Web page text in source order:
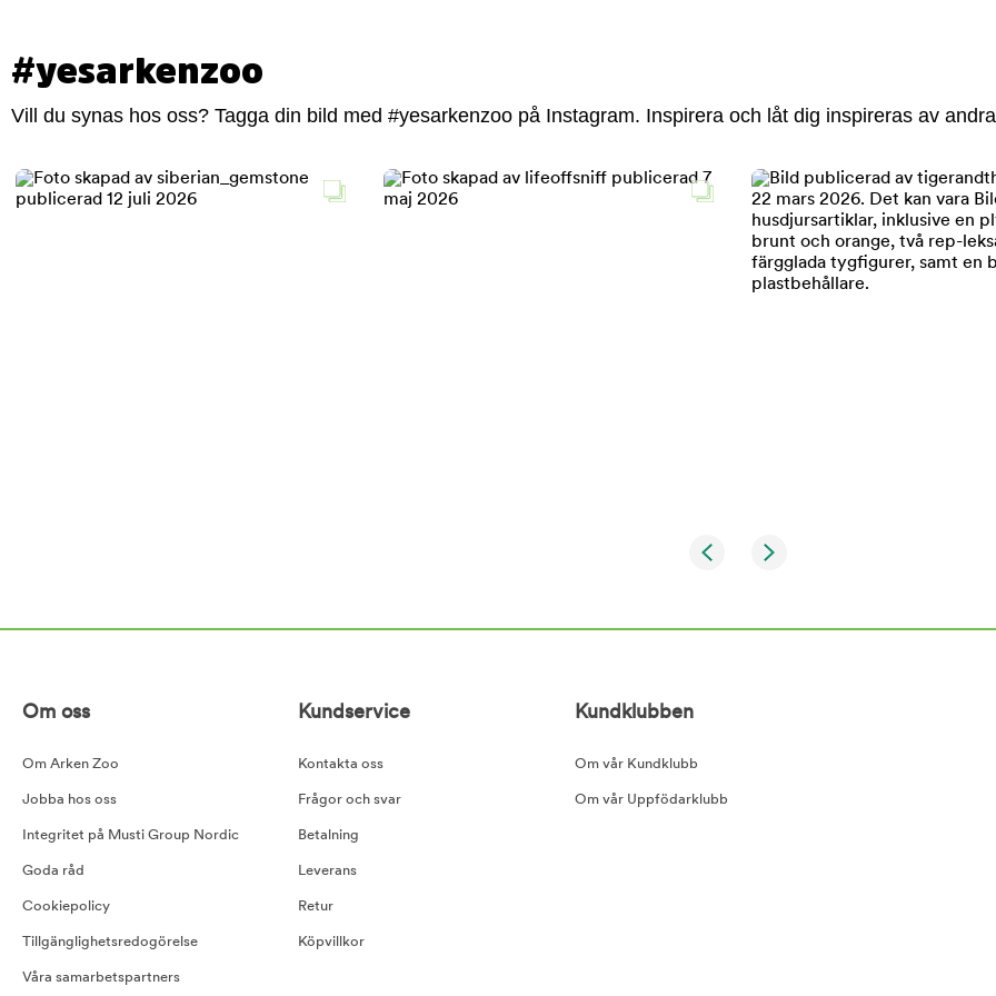
#yesarkenzoo
Vill du synas hos oss? Tagga din bild med #yesarkenzoo på Instagram. Inspirera och låt dig inspireras av
Om oss
Om Arken Zoo
Jobba hos oss
Integritet på Musti Group Nordic
Goda råd
Cookiepolicy
Tillgänglighetsredogörelse
Våra samarbetspartners
Kundservice
Kontakta oss
Frågor och svar
Betalning
Leverans
Retur
Köpvillkor
Kundklubben
Om vår Kundklubb
Om vår Uppfödarklubb